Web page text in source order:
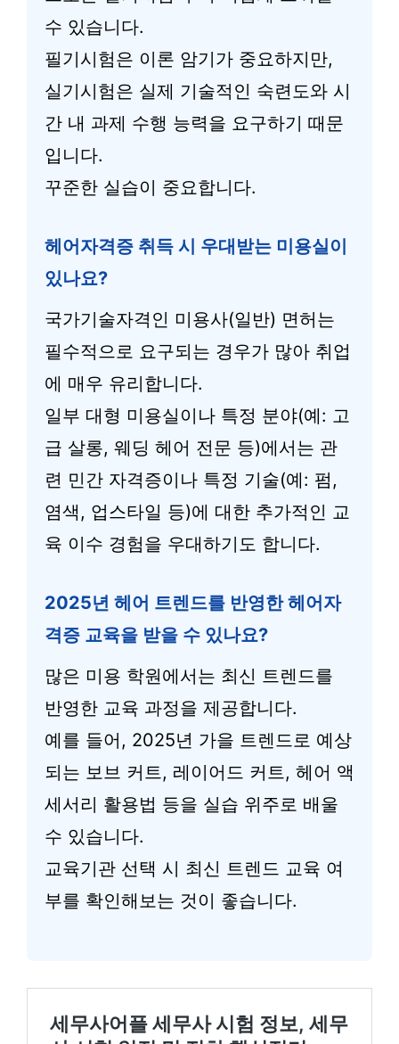
수 있습니다.
필기시험은 이론 암기가 중요하지만,
실기시험은 실제 기술적인 숙련도와 시
간 내 과제 수행 능력을 요구하기 때문
입니다.
꾸준한 실습이 중요합니다.
헤어자격증 취득 시 우대받는 미용실이
있나요?
국가기술자격인 미용사(일반) 면허는
필수적으로 요구되는 경우가 많아 취업
에 매우 유리합니다.
일부 대형 미용실이나 특정 분야(예: 고
급 살롱, 웨딩 헤어 전문 등)에서는 관
련 민간 자격증이나 특정 기술(예: 펌,
염색, 업스타일 등)에 대한 추가적인 교
육 이수 경험을 우대하기도 합니다.
2025년 헤어 트렌드를 반영한 헤어자
격증 교육을 받을 수 있나요?
많은 미용 학원에서는 최신 트렌드를
반영한 교육 과정을 제공합니다.
예를 들어, 2025년 가을 트렌드로 예상
되는 보브 커트, 레이어드 커트, 헤어 액
세서리 활용법 등을 실습 위주로 배울
수 있습니다.
교육기관 선택 시 최신 트렌드 교육 여
부를 확인해보는 것이 좋습니다.